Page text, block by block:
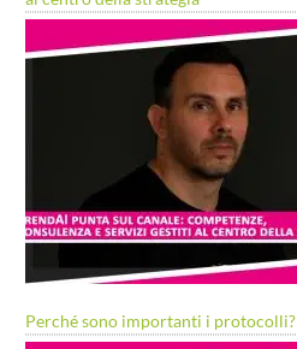
Perché sono importanti i protocolli?